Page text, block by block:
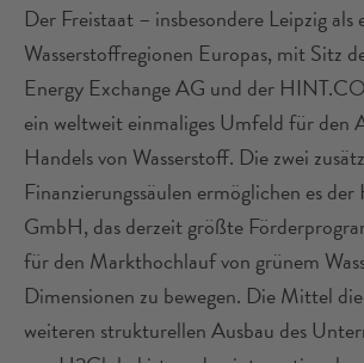
Der Freistaat – insbesondere Leipzig als
Wasserstoffregionen Europas, mit Sitz
Energy Exchange AG und der
ein weltweit einmaliges Umfeld für den
Handels von Wasserstoff. Die zwei
Finanzierungssäulen ermöglichen es
GmbH, das derzeit größte
für den Markthochlauf von grünem
Dimensionen zu bewegen. Die Mittel
weiteren strukturellen Ausbau des